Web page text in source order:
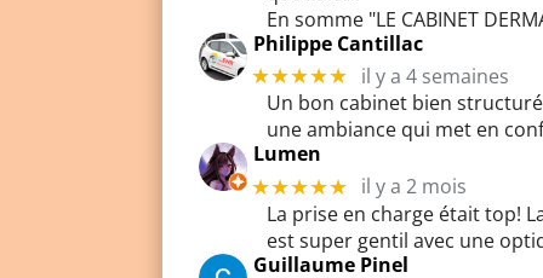
En somme "LE CABINET
Philippe Cantillac
★★★★★
il y a 4 semaines
Un bon cabinet bien
une ambiance qui met en
Lumen
★★★★★
il y a 2 mois
La prise en charge était top!
est super gentil avec une
Guillaume Pinel